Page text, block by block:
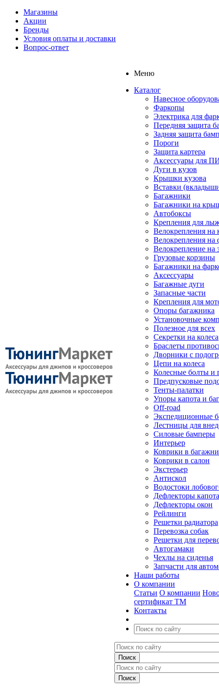
Магазины
Акции
Бренды
Условия оплаты и доставки
Вопрос-ответ
Меню
Каталог
Навесное
Фаркопы
Электрика для
Передняя защита
Задняя защита
Пороги
Защита картера
Аксессуары для
Дуги в кузов
Крышки кузова
Вставки
Багажники
Багажники на
Автобоксы
Крепления для
Велокрепления
Велокрепления на
Велокрепление на
Грузовые корзины
Багажники на
Аксессуары
Багажные дуги
Запасные части
Крепления для
Опоры багажника
Установочные
Полезное для всех
Секретки на колеса
Браслеты
Дворники с
Цепи на колеса
Колесные болты и
Предпусковые
Тенты-палатки
Упоры капота и
Off-road
Экспедиционные
Лестницы для
Силовые бамперы
Интерьер
Коврики в
Коврики в салон
Экстерьер
Антискол
Водостоки
Дефлекторы капота
Дефлекторы окон
Рейлинги
Решетки радиатора
Перевозка собак
Решетки для
Автогамаки
Чехлы на сиденья
Запчасти для
Наши работы
О компании
Статьи О компании
сертификат ТМ
Контакты